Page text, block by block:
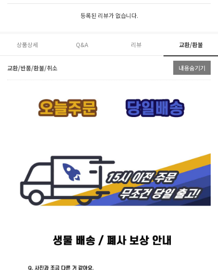
등록된 리뷰가 없습니다.
상품상세 Q&A 리뷰 교환/환불
교환/반품/환불/취소 내용숨기기